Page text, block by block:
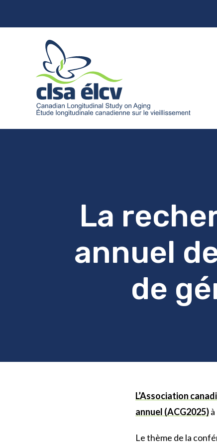
La
annuel
de
L’Association
annuel (ACG2025)
Le thème de la